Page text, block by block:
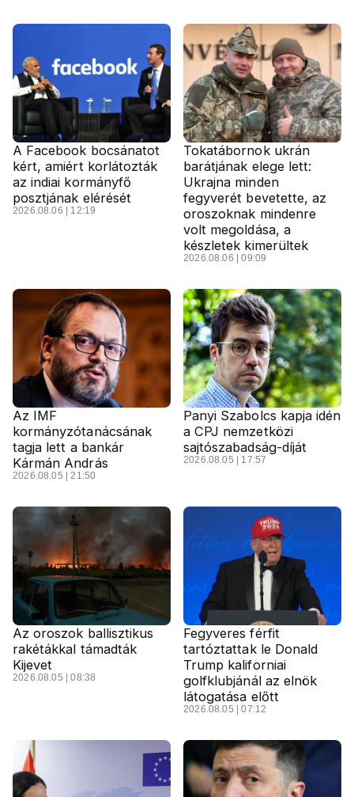
A Facebook bocsánatot
kért, amiért korlátozták
az indiai kormányfő
posztjának elérését
2026.08.06 | 12:19
Tokatábornok ukrán
barátjának elege lett:
Ukrajna minden
fegyverét bevetette, az
oroszoknak mindenre
volt megoldása, a
készletek kimerültek
2026.08.06 | 09:09
Az IMF
kormányzótanácsának
tagja lett a bankár
Kármán András
2026.08.05 | 21:50
Panyi Szabolcs kapja idén
a CPJ nemzetközi
sajtószabadság-díját
2026.08.05 | 17:57
Az oroszok ballisztikus
rakétákkal támadták
Kijevet
2026.08.05 | 08:38
Fegyveres férfit
tartóztattak le Donald
Trump kaliforniai
golfklubjánál az elnök
látogatása előtt
2026.08.05 | 07:12